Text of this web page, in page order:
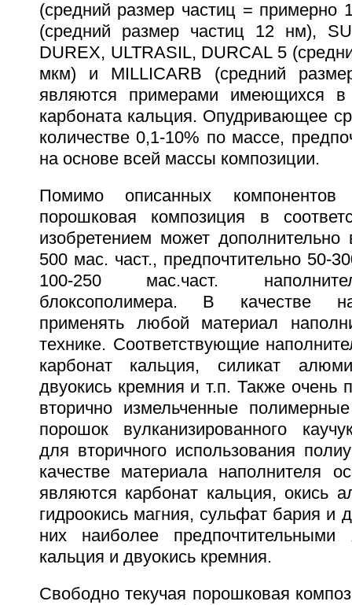
(средний размер частиц = примерно
(средний размер частиц 12 нм),
DUREX, ULTRASIL, DURCAL 5
мкм) и MILLICARB (средний
являются примерами имеющихся
карбоната кальция. Опудривающее
количестве 0,1-10% по массе,
на основе всей массы композиции.
Помимо описанных компонентов
порошковая композиция в
изобретением может
500 мас. част., предпочтительно 50-
100-250 мас.част.
блоксополимера. В качестве
применять любой материал
технике. Соответствующие
карбонат кальция, силикат
двуокись кремния и т.п. Также очень
вторично измельченные
порошок вулканизированного
для вторичного использования
качестве материала наполнителя
являются карбонат кальция, окись
гидроокись магния, сульфат бария и
них наиболее предпочтительными
кальция и двуокись кремния.
Свободно текучая порошковая